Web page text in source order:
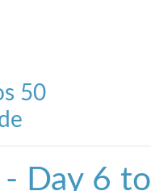
50
- Day 6